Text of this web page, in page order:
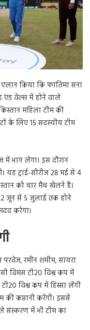
एलान किया कि फातिमा सना
एंड वेल्स में होने वाले
महिला टीम की
के लिए 15 सदस्यीय टीम
में भाग लेगा। इस दौरान
ट्राई-सीरीज 28 मई से 4
को चार मैच खेलने हैं।
जून से 5 जुलाई तक होने
करेगा।
रमीन शमीम, सायरा
विमंस टी20 विश्व कप में
विश्व कप में हिस्सा लेंगी
की कप्तानी करेंगी। इससे
संस्करण में भी टीम का